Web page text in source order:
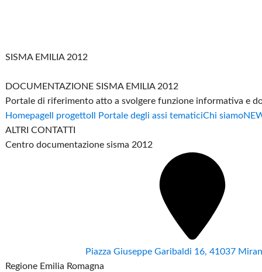
SISMA EMILIA 2012
DOCUMENTAZIONE SISMA EMILIA 2012
Portale di riferimento atto a svolgere funzione informativa e
Homepage Il progetto Il Portale degli assi tematiciChi siamo
ALTRI CONTATTI
Centro documentazione sisma 2012
Piazza Giuseppe Garibaldi 16, 41037
Regione Emilia Romagna